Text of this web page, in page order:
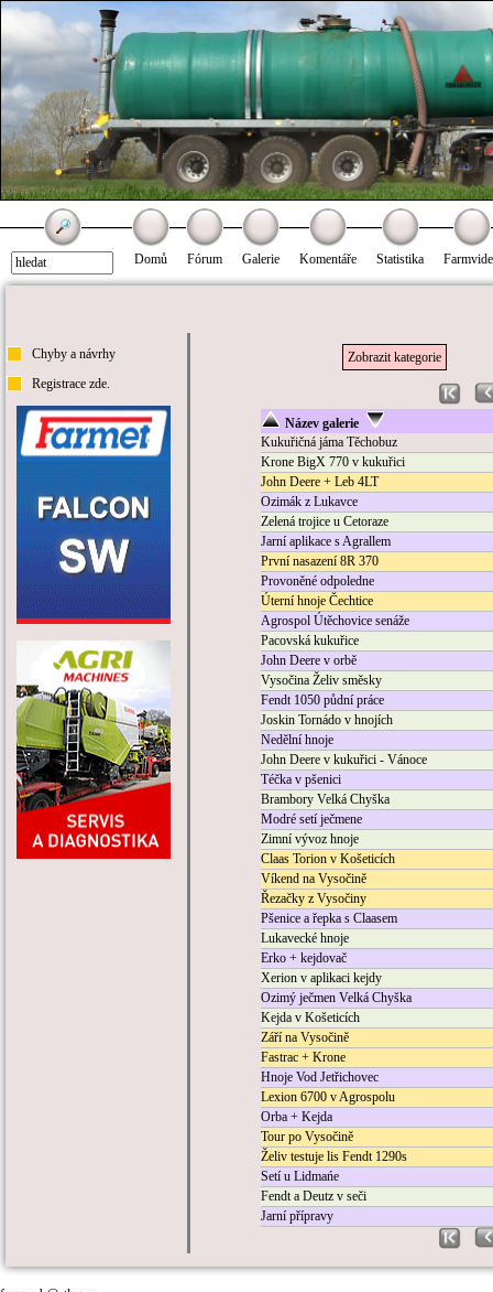
Domů Fórum Galerie Komentáře Statistika
Chyby a návrhy
Registrace zde.
Zobrazit kategorie
Název galerie
Kukuřičná jáma Těchobuz
Krone BigX 770 v kukuřici
John Deere + Leb 4LT
Ozimák z Lukavce
Zelená trojice u Cetoraze
Jarní aplikace s Agrallem
První nasazení 8R 370
Provoněné odpoledne
Úterní hnoje Čechtice
Agrospol Útěchovice senáže
Pacovská kukuřice
John Deere v orbě
Vysočina Želiv směsky
Fendt 1050 půdní práce
Joskin Tornádo v hnojích
Nedělní hnoje
John Deere v kukuřici - Vánoce
Téčka v pšenici
Brambory Velká Chyška
Modré setí ječmene
Zimní vývoz hnoje
Claas Torion v Košeticích
Víkend na Vysočině
Řezačky z Vysočiny
Pšenice a řepka s Claasem
Lukavecké hnoje
Erko + kejdovač
Xerion v aplikaci kejdy
Ozimý ječmen Velká Chyška
Kejda v Košeticích
Září na Vysočině
Fastrac + Krone
Hnoje Vod Jetřichovec
Lexion 6700 v Agrospolu
Orba + Kejda
Tour po Vysočině
Želiv testuje lis Fendt 1290s
Setí u Lidmańe
Fendt a Deutz v seči
Jarní přípravy